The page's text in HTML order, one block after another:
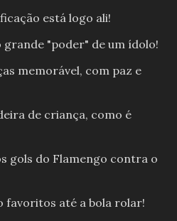
está logo ali!
grande "poder" de um ídolo!
memorável, com paz e
de criança, como é
gols do Flamengo contra o
favoritos até a bola rolar!